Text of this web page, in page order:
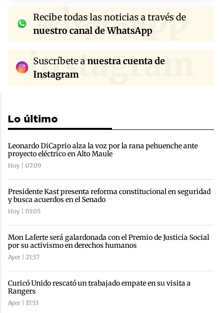
whatsapp
Recibe todas las noticias a través de
nuestro canal de WhatsApp
instagram
Suscríbete anuestra cuenta de
Instagram
Lo último
Leonardo DiCaprio alza la voz por la rana pehuenche ante
proyecto eléctrico en Alto Maule
Hoy | 07:09
Presidente Kast presenta reforma constitucional en seguridad
y busca acuerdos en el Senado
Hoy | 03:05
Mon Laferte será galardonada con el Premio de Justicia Social
por su activismo en derechos humanos
Ayer | 21:37
Curicó Unido rescató un trabajado empate en su visita a
Rangers
Ayer | 17:53